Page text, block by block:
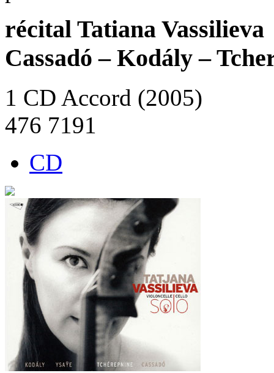
récital Tatiana Vassilieva
Cassadó – Kodály –
1 CD Accord (2005)
476 7191
CD